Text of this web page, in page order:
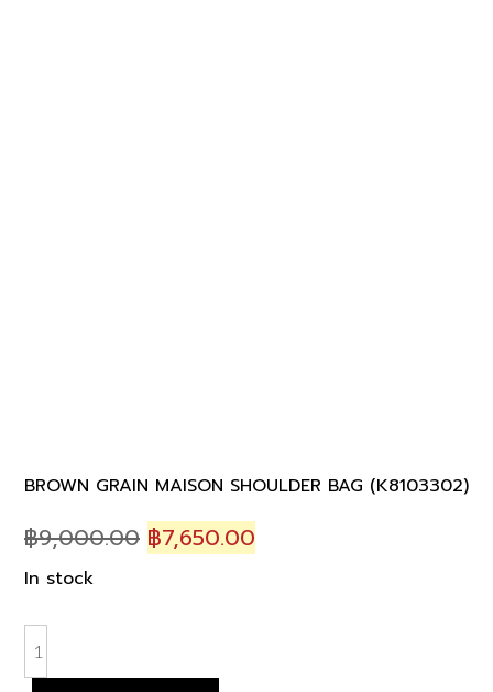
BROWN GRAIN MAISON SHOULDER BAG (K8103302)
฿9,000.00 Original
฿7,650.00
In stock
GRAIN